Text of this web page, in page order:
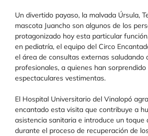
Un divertido payaso, la malvada Úrsula,
mascota Juancho son algunos de los
protagonizado hoy esta particular
en pediatría, el equipo del Circo
el área de consultas externas saludando
profesionales, a quienes han sorprendido
espectaculares vestimentas.
El Hospital Universitario del Vinalopó
encantado esta visita que contribuye a
asistencia sanitaria e introduce un toque
durante el proceso de recuperación de